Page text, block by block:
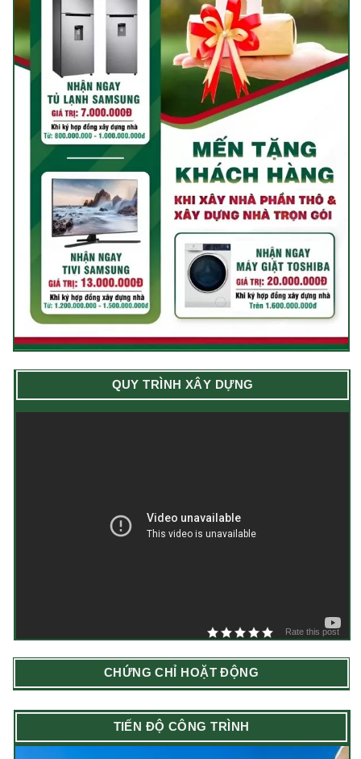
QUY TRÌNH XÂY DỰNG
Rate this post
CHỨNG CHỈ HOẶT ĐỘNG
TIẾN ĐỘ CÔNG TRÌNH